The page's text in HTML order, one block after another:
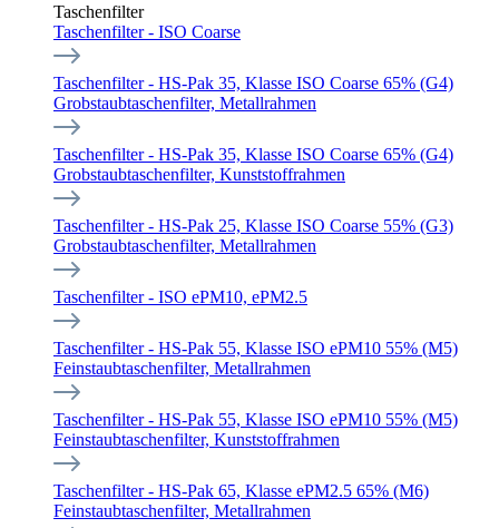
Taschenfilter
Taschenfilter - ISO Coarse
Taschenfilter - HS-Pak 35, Klasse ISO Coarse 65% (G4)
Grobstaubtaschenfilter, Metallrahmen
Taschenfilter - HS-Pak 35, Klasse ISO Coarse 65% (G4)
Grobstaubtaschenfilter, Kunststoffrahmen
Taschenfilter - HS-Pak 25, Klasse ISO Coarse 55% (G3)
Grobstaubtaschenfilter, Metallrahmen
Taschenfilter - ISO ePM10, ePM2.5
Taschenfilter - HS-Pak 55, Klasse ISO ePM10 55% (M5)
Feinstaubtaschenfilter, Metallrahmen
Taschenfilter - HS-Pak 55, Klasse ISO ePM10 55% (M5)
Feinstaubtaschenfilter, Kunststoffrahmen
Taschenfilter - HS-Pak 65, Klasse ePM2.5 65% (M6)
Feinstaubtaschenfilter, Metallrahmen